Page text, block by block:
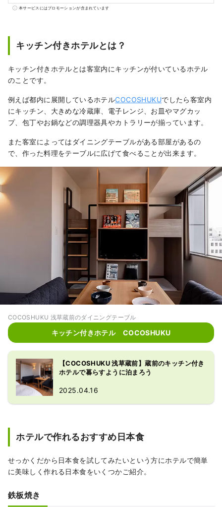
だり。 家族、仲間、もちろん、ひとりでも。
本サービスにはプロモーションが含まれています
キッチン付きホテルとは？
キッチン付きホテルとは客室内にキッチンが付いているホテル
のことです。
例えば都内に展開しているホテルCOCOSHUKUでしたら客室内
にキッチン、大きめな冷蔵庫、電子レンジ、お皿やマグカッ
プ、包丁やお鍋などの調理器具やカトラリーが揃っています。
また客室によってはダイニングテーブルがある部屋があるの
で、作った料理をテーブルに広げて食べることが出来ます。
COCOSHUKU 浅草蔵前のダイニングテーブル
キッチン付きホテル COCOSHUKU
【COCOSHUKU 浅草蔵前】蔵前のキッチン付き
ホテルで暮らすように泊まろう
2025.04.16
ホテルで作れるおすすめ日本食
せっかくだから日本食を試してみたいという方にホテルで簡単
に美味しく作れる日本食をいくつかご紹介。
鉄板焼き